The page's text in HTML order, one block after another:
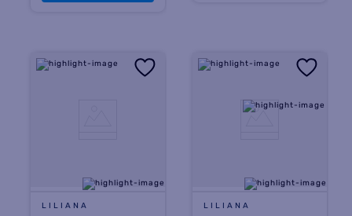
LILIANA LILIANA